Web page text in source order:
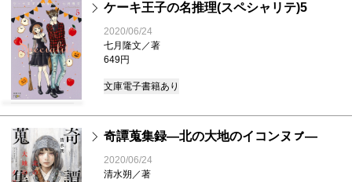
ケーキ王子の名推理(スペシャリテ)5
2020/06/24
七月隆文／著
649円
文庫電子書籍あり
奇譚蒐集録―北の大地のイコンヌㇷ゚―
2020/06/24
清水朔／著